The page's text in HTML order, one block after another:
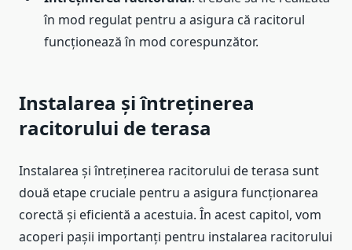
în mod regulat pentru a asigura că racitorul
funcționează în mod corespunzător.
Instalarea și întreținerea
racitorului de terasa
Instalarea și întreținerea racitorului de terasa sunt
două etape cruciale pentru a asigura funcționarea
corectă și eficientă a acestuia. În acest capitol, vom
acoperi pașii importanți pentru instalarea racitorului